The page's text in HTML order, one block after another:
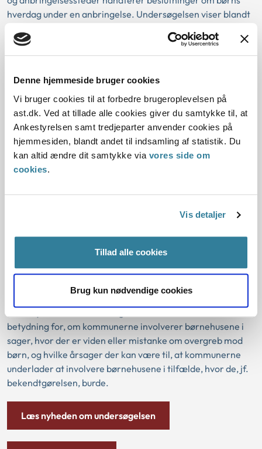
Denne hjemmeside bruger cookies
Vi bruger cookies til at forbedre brugeroplevelsen på
ast.dk. Ved at tillade alle cookies giver du samtykke til, at
Ankestyrelsen samt tredjeparter anvender cookies på
hjemmesiden, blandt andet til indsamling af statistik. Du
kan altid ændre dit samtykke via vores side om
cookies.
Vis detaljer
Tillad alle cookies
Brug kun nødvendige cookies
hverdag under en anbringelse. Undersøgelsen viser blandt
vedligeholde et godt samarbejde mellem forældrene,
anbringelsesstedet og kommunen om at tage beslutninger i
have negative konsekvenser for barnets trivsel,
anbringelse og relation til forældrene, når samarbejdet
ikke fungerer.
Læs nyheden om undersøgelsen
sager om vold eller overgreb mod børn
og unge har betydning for, om sagen
kommer i børnehuset
betydning for, om kommunerne involverer børnehusene i
sager, hvor der er viden eller mistanke om overgreb mod
børn, og hvilke årsager der kan være til, at kommunerne
underlader at involvere børnehusene i tilfælde, hvor de, jf.
bekendtgørelsen, burde.
Læs nyheden om undersøgelsen